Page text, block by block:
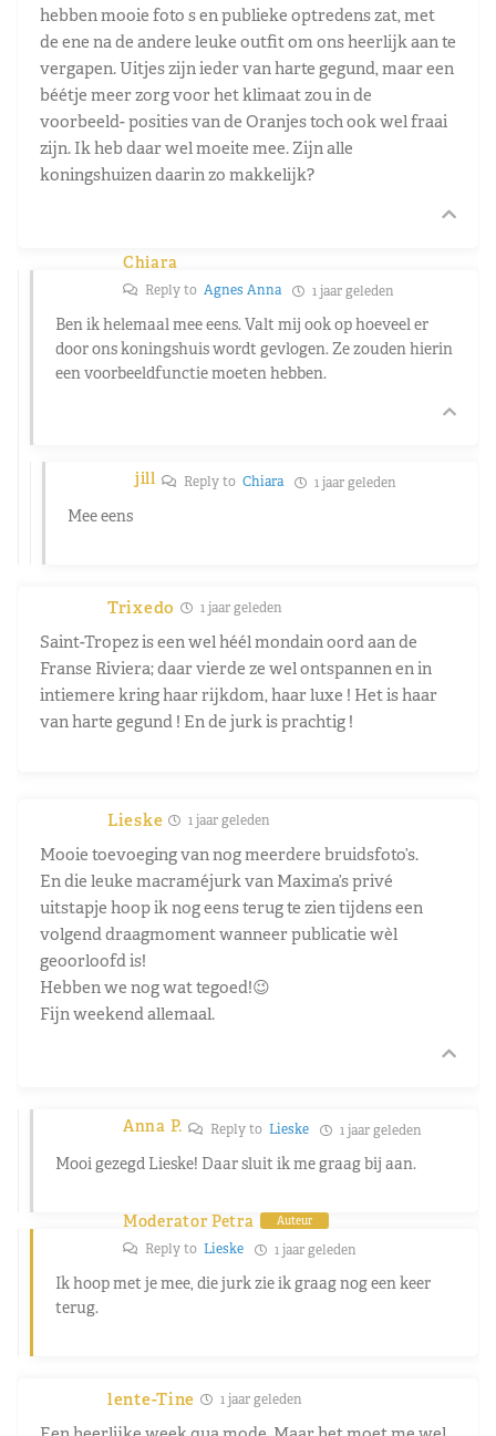
hebben mooie foto s en publieke optredens zat, met
de ene na de andere leuke outfit om ons heerlijk aan te
vergapen. Uitjes zijn ieder van harte gegund, maar een
béétje meer zorg voor het klimaat zou in de
voorbeeld- posities van de Oranjes toch ook wel fraai
zijn. Ik heb daar wel moeite mee. Zijn alle
koningshuizen daarin zo makkelijk?
Chiara
Reply to Agnes Anna 1 jaar geleden
Ben ik helemaal mee eens. Valt mij ook op hoeveel er
door ons koningshuis wordt gevlogen. Ze zouden hierin
een voorbeeldfunctie moeten hebben.
jill Reply to Chiara 1 jaar geleden
Mee eens
Trixedo 1 jaar geleden
Saint-Tropez is een wel héél mondain oord aan de
Franse Riviera; daar vierde ze wel ontspannen en in
intiemere kring haar rijkdom, haar luxe ! Het is haar
van harte gegund ! En de jurk is prachtig !
Lieske 1 jaar geleden
Mooie toevoeging van nog meerdere bruidsfoto’s.
En die leuke macraméjurk van Maxima’s privé
uitstapje hoop ik nog eens terug te zien tijdens een
volgend draagmoment wanneer publicatie wèl
geoorloofd is!
Hebben we nog wat tegoed!😉
Fijn weekend allemaal.
Anna P. Reply to Lieske 1 jaar geleden
Mooi gezegd Lieske! Daar sluit ik me graag bij aan.
Moderator Petra Auteur
Reply to Lieske 1 jaar geleden
Ik hoop met je mee, die jurk zie ik graag nog een keer
terug.
lente-Tine 1 jaar geleden